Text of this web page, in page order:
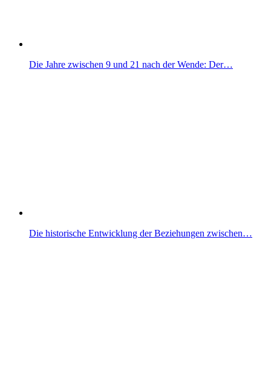
Die Jahre zwischen 9 und 21 nach der Wende: Der…
Die historische Entwicklung der Beziehungen zwischen…